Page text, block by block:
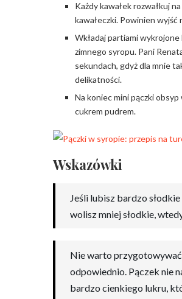
Każdy kawałek rozwałkuj
kawałeczki. Powinien
Wkładaj partiami wykrojone
zimnego syropu. Pani
sekundach, gdyż dla mnie
delikatności.
Na koniec mini pączki
cukrem pudrem.
Wskazówki
Jeśli lubisz bardzo
wolisz mniej słodkie,
Nie warto przygotowywać
odpowiednio. Pączek nie
bardzo cienkiego lukru,